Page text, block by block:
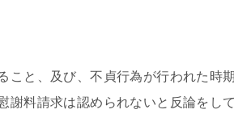
こと、及び、不貞行為が行われた時
料請求は認められないと反論をして